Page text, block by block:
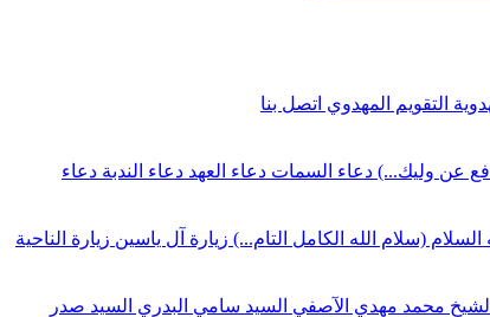
التقويم المهدوي اتصل بنا
عن وليك...) دعاء السمات دعاء العهد دعاء الندبة دعاء
السلام (سلام الله الكامل التام...) زيارة آل ياسين زيارة الناحية
الشيخ محمد مهدي الآصفي السيد سامي البدري السيد صدر